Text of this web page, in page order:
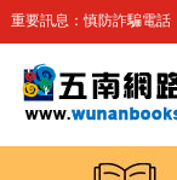
重要訊息：慎防詐騙電話